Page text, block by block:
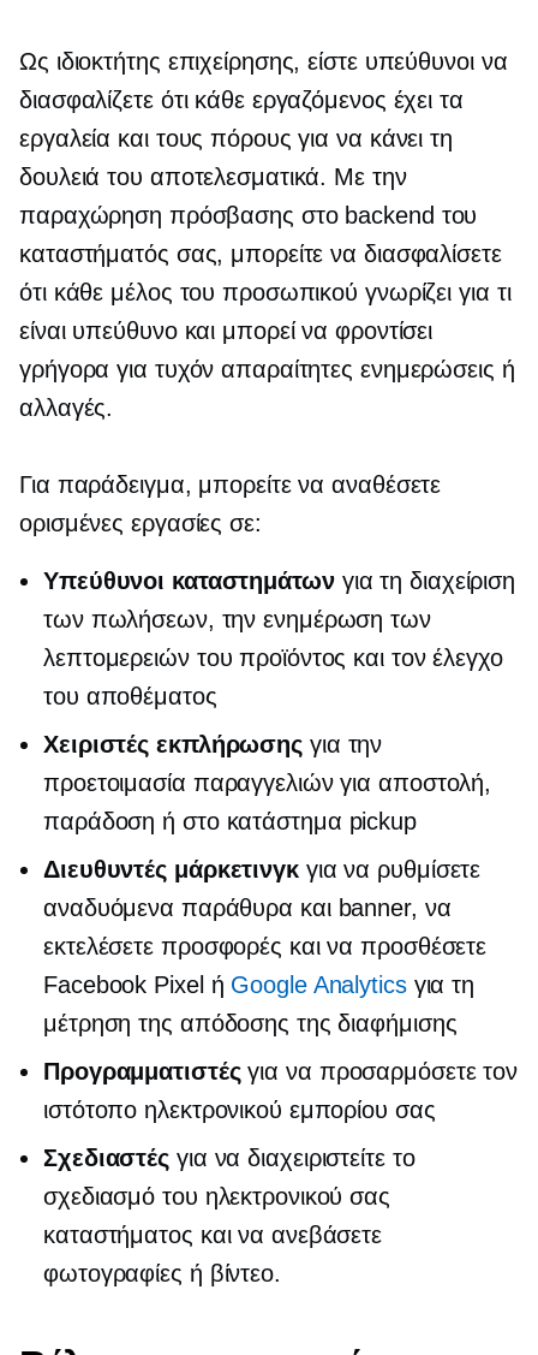
Ως ιδιοκτήτης επιχείρησης, είστε υπεύθυνοι να
διασφαλίζετε ότι κάθε εργαζόμενος έχει τα
εργαλεία και τους πόρους για να κάνει τη
δουλειά του αποτελεσματικά. Με την
παραχώρηση πρόσβασης στο backend του
καταστήματός σας, μπορείτε να διασφαλίσετε
ότι κάθε μέλος του προσωπικού γνωρίζει για τι
είναι υπεύθυνο και μπορεί να φροντίσει
γρήγορα για τυχόν απαραίτητες ενημερώσεις ή
αλλαγές.
Για παράδειγμα, μπορείτε να αναθέσετε
ορισμένες εργασίες σε:
Υπεύθυνοι καταστημάτωνγια τη διαχείριση
των πωλήσεων, την ενημέρωση των
λεπτομερειών του προϊόντος και τον έλεγχο
του αποθέματος
Χειριστές εκπλήρωσης για την
προετοιμασία παραγγελιών για αποστολή,
παράδοση ή στο κατάστημα pickup
Διευθυντές μάρκετινγκγια να ρυθμίσετε
αναδυόμενα παράθυρα και banner, να
εκτελέσετε προσφορές και να προσθέσετε
Facebook Pixel ή Google Analyticsγια τη
μέτρηση της απόδοσης της διαφήμισης
Προγραμματιστέςγια να προσαρμόσετε τον
ιστότοπο ηλεκτρονικού εμπορίου σας
Σχεδιαστές για να διαχειριστείτε το
σχεδιασμό του ηλεκτρονικού σας
καταστήματος και να ανεβάσετε
φωτογραφίες ή βίντεο.